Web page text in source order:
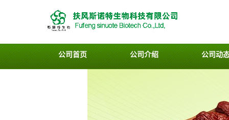
公司首页 公司介绍 公司动